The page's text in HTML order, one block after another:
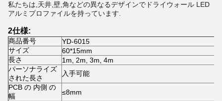
私たちは,天井,壁,角などの異なるデザインでドライウォール LED
アルミプロファイルを持っています.
2仕様:
商品番号
YD-6015
サイズ
60*15mm
長さ
1m, 2m, 3m, 4m
パーソナライズ
された長さ
入手可能
PCB の 内側 の
幅
≤8mm